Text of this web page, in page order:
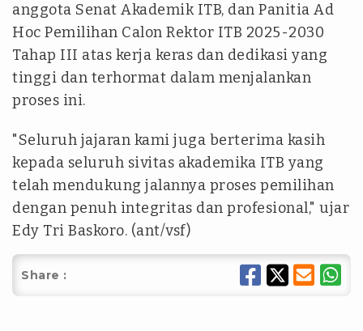
anggota Senat Akademik ITB, dan Panitia Ad
Hoc Pemilihan Calon Rektor ITB 2025-2030
Tahap III atas kerja keras dan dedikasi yang
tinggi dan terhormat dalam menjalankan
proses ini.
"Seluruh jajaran kami juga berterima kasih
kepada seluruh sivitas akademika ITB yang
telah mendukung jalannya proses pemilihan
dengan penuh integritas dan profesional," ujar
Edy Tri Baskoro. (ant/vsf)
Share :